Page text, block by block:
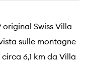
original Swiss Villa
sulle montagne
6,1 km da Villa